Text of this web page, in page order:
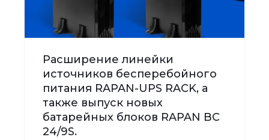
Расширение линейки
источников бесперебойного
питания RAPAN-UPS RACK, а
также выпуск новых
батарейных блоков RAPAN BC
24/9S.